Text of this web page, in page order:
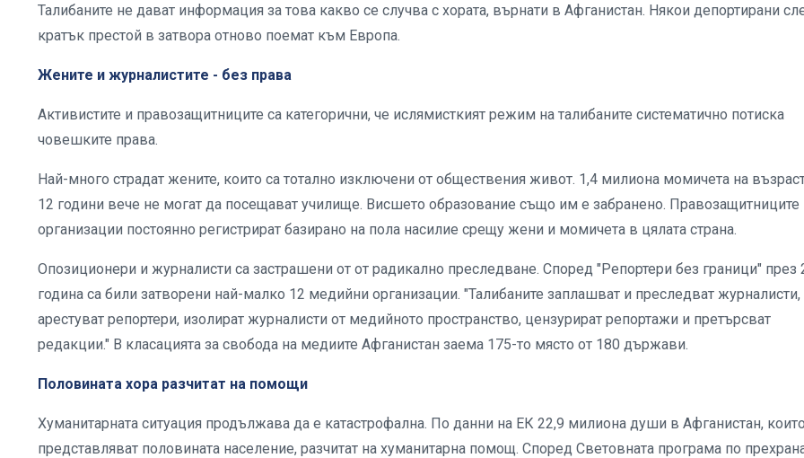
Талибаните не дават информация за това какво се случва с хората, върнати в Афганистан. Някои депортирани
кратък престой в затвора отново поемат към Европа.
Жените и журналистите - без права
Активистите и правозащитниците са категорични, че ислямисткият режим на талибаните систематично потиска
човешките права.
Най-много страдат жените, които са тотално изключени от обществения живот. 1,4 милиона момичета на
12 години вече не могат да посещават училище. Висшето образование също им е забранено. Правозащитниците
организации постоянно регистрират базирано на пола насилие срещу жени и момичета в цялата страна.
Опозиционери и журналисти са застрашени от от радикално преследване. Според "Репортери без граници" през
година са били затворени най-малко 12 медийни организации. "Талибаните заплашват и преследват журналисти,
арестуват репортери, изолират журналисти от медийното пространство, цензурират репортажи и претърсват
редакции." В класацията за свобода на медиите Афганистан заема 175-то място от 180 държави.
Половината хора разчитат на помощи
Хуманитарната ситуация продължава да е катастрофална. По данни на ЕК 22,9 милиона души в Афганистан, които
представляват половината население, разчитат на хуманитарна помощ. Според Световната програма по